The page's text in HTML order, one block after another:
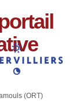
(ORT)